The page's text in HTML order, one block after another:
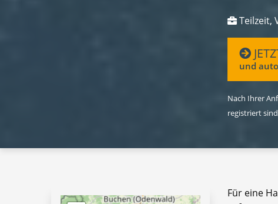
Teilzeit,
und
Nach Ihrer
registriert
Für eine